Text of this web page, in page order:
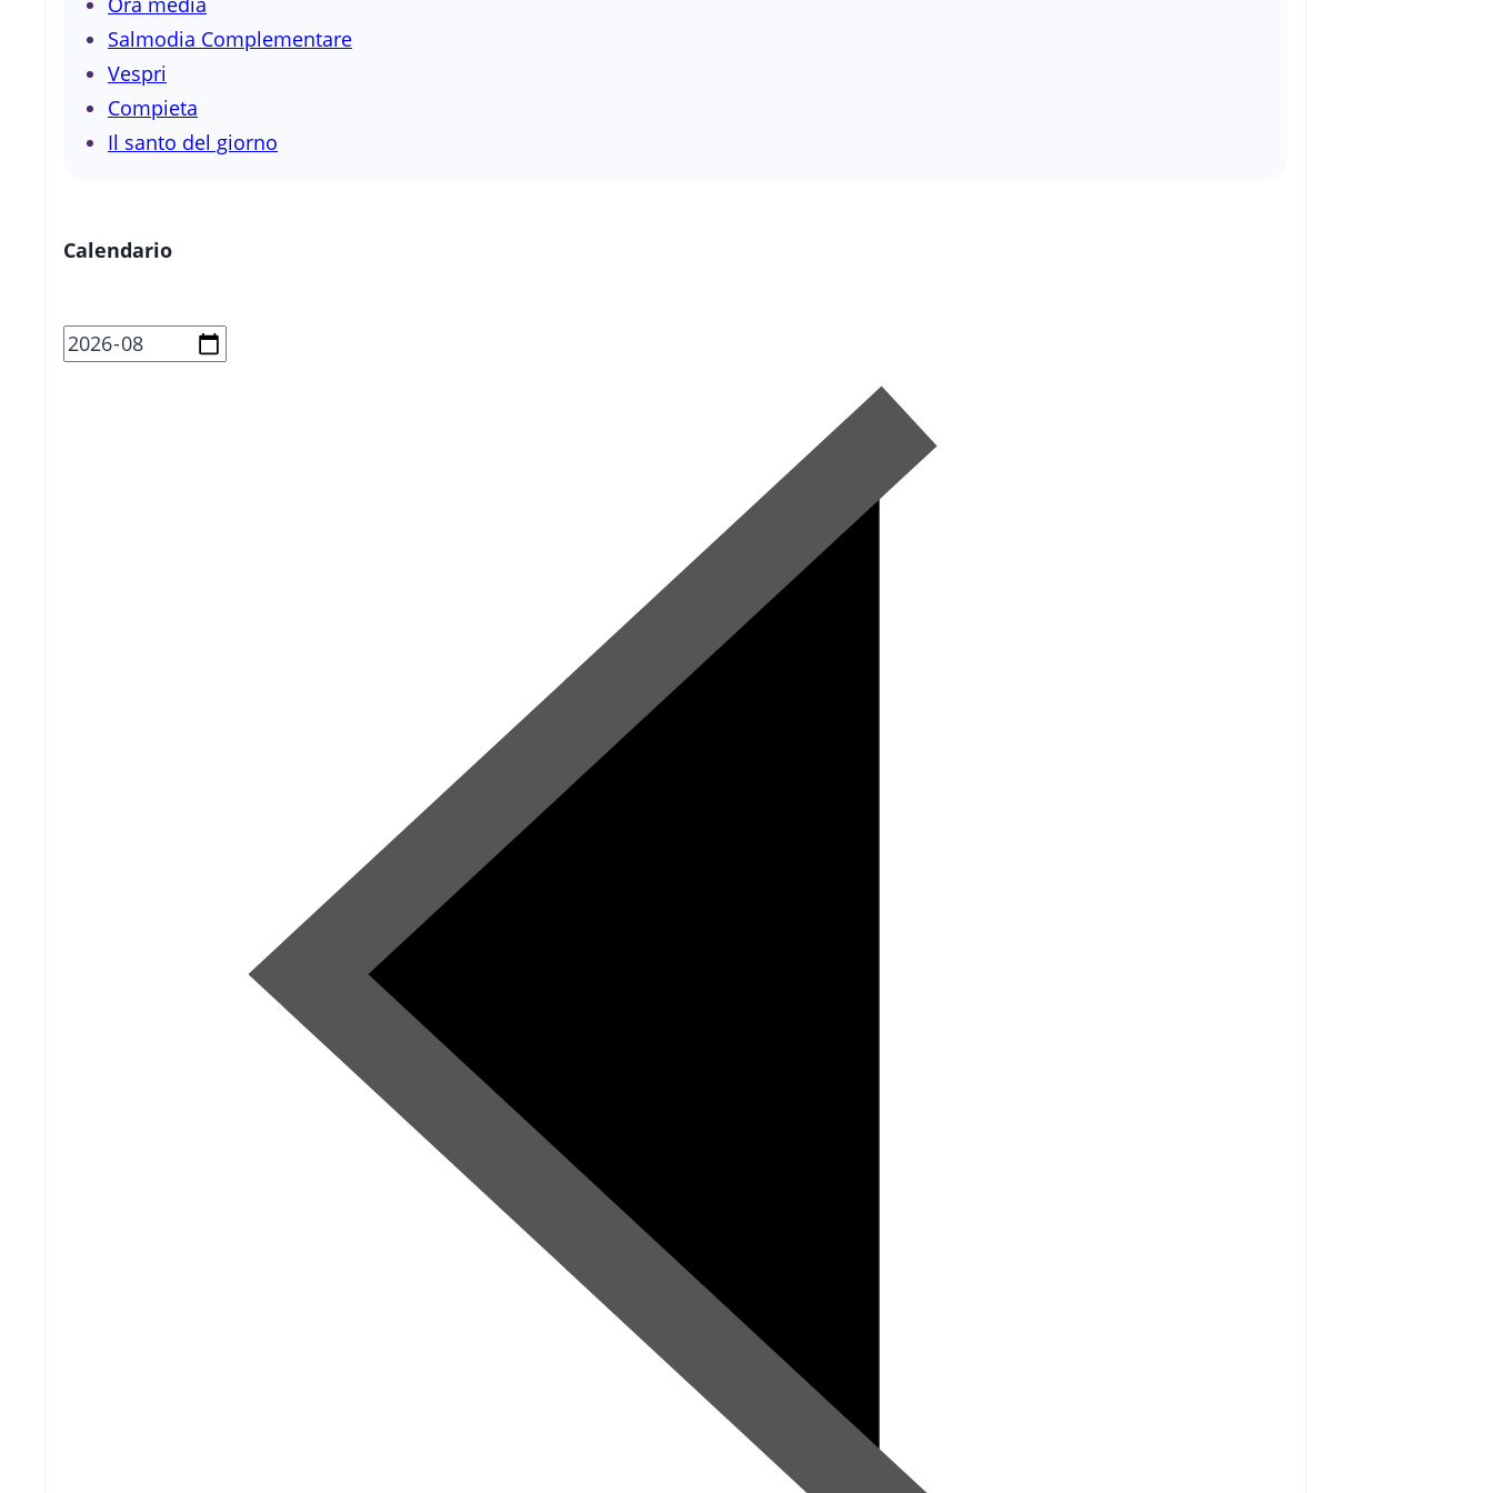
Salmodia Complementare
Vespri
Compieta
Il santo del giorno
Calendario